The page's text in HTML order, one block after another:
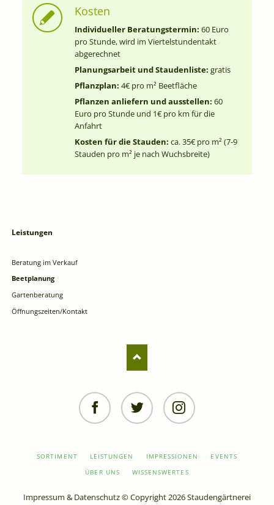
Kosten
Individueller Beratungstermin: 60 Euro
pro Stunde, wird im Viertelstundentakt
abgerechnet
Planungsarbeit und Staudenliste: gratis
Pflanzplan: 4€ pro m² Beetfläche
Pflanzen anliefern und ausstellen: 60
Euro pro Stunde und 1€ pro km für die
Anfahrt
Kosten für die Stauden: ca. 35€ pro m² (7-9
Stauden pro m² je nach Wuchsbreite)
Leistungen
überspringen
Beratung im Verkauf
Beetplanung
Gartenberatung
Öffnungszeiten/Kontakt
SORTIMENT LEISTUNGEN IMPRESSIONEN
EVENTS
ÜBER UNS
WISSENSWERTES
Impressum & Datenschutz© Copyright 2026 Staudengärtnerei